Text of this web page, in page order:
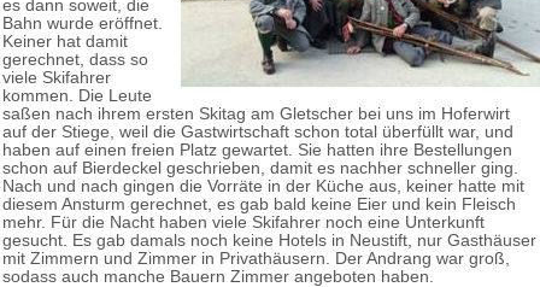
es dann soweit, die
Bahn wurde eröffnet.
Keiner hat damit
gerechnet, dass so
viele Skifahrer
kommen. Die Leute
saßen nach ihrem ersten Skitag am Gletscher bei uns im Hoferwirt
auf der Stiege, weil die Gastwirtschaft schon total überfüllt war, und
haben auf einen freien Platz gewartet. Sie hatten ihre Bestellungen
schon auf Bierdeckel geschrieben, damit es nachher schneller ging.
Nach und nach gingen die Vorräte in der Küche aus, keiner hatte mit
diesem Ansturm gerechnet, es gab bald keine Eier und kein Fleisch
mehr. Für die Nacht haben viele Skifahrer noch eine Unterkunft
gesucht. Es gab damals noch keine Hotels in Neustift, nur Gasthäuser
mit Zimmern und Zimmer in Privathäusern. Der Andrang war groß,
sodass auch manche Bauern Zimmer angeboten haben.